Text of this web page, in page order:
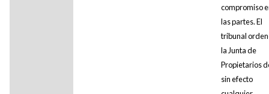
compromiso
las partes. El
tribunal
la Junta de
Propietarios
sin efecto